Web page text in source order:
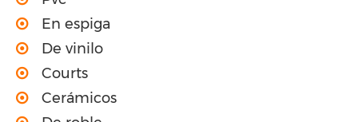
En espiga
De vinilo
Courts
Cerámicos